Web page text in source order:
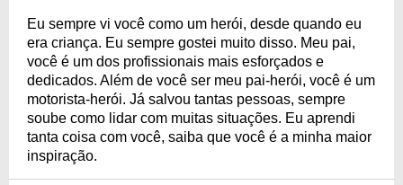
Eu sempre vi você como um herói, desde quando eu
era criança. Eu sempre gostei muito disso. Meu pai,
você é um dos profissionais mais esforçados e
dedicados. Além de você ser meu pai-herói, você é um
motorista-herói. Já salvou tantas pessoas, sempre
soube como lidar com muitas situações. Eu aprendi
tanta coisa com você, saiba que você é a minha maior
inspiração.